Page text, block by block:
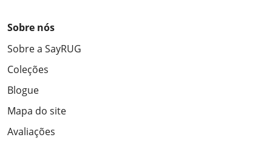
Sobre nós
Sobre a SayRUG
Coleções
Blogue
Mapa do site
Avaliações